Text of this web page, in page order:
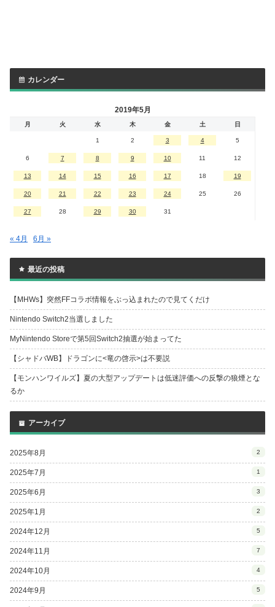
カレンダー
2019年5月
月 火 水 木 金 土 日
1 2 3 4 5
6 7 8 9 10 11 12
13 14 15 16 17 18 19
20 21 22 23 24 25 26
27 28 29 30 31
« 4月 6月 »
最近の投稿
【MHWs】突然FFコラボ情報をぶっ込まれたので見てくだけ
Nintendo Switch2当選しました
MyNintendo Storeで第5回Switch2抽選が始まってた
【シャドバWB】ドラゴンに<竜の啓示>は不要説
【モンハンワイルズ】夏の大型アップデートは低迷評価への反撃の狼煙とな
るか
アーカイブ
2025年8月 2
2025年7月 1
2025年6月 3
2025年1月 2
2024年12月 5
2024年11月 7
2024年10月 4
2024年9月 5